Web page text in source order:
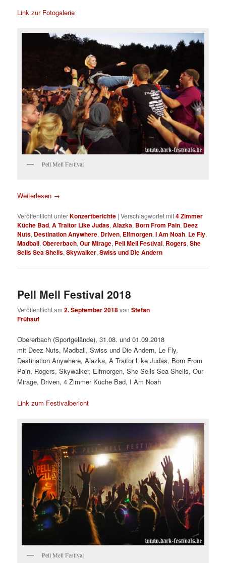
Link zur Fotogalerie
Pell Mell Festival
Weiterlesen →
Veröffentlicht unterKonzertberichte |Verschlagwortet mit4 Zimmer
Küche Bad,A Traitor Like Judas,Alazka, Born From Pain, Deez
Nuts, Destination Anywhere, Driven, Elfmorgen,I Am Noah, Le Fly,
Madball,Obererbach,Our Mirage, Pell Mell Festival, Rogers,She
Sells Sea Shells,Skywalker,Swiss und Die Andern
Pell Mell Festival 2018
Veröffentlicht am2. September 2018vonStefan
Frühauf
Obererbach (Sportgelände), 31.08. und 01.09.2018
mit Deez Nuts, Madball, Swiss und Die Andern, Le Fly,
Destination Anywhere, Alazka, A Traitor Like Judas, Born From
Pain, Rogers, Skywalker, Elfmorgen, She Sells Sea Shells, Our
Mirage, Driven, 4 Zimmer Küche Bad, I Am Noah
Link zum Festivalbericht
Pell Mell Festival